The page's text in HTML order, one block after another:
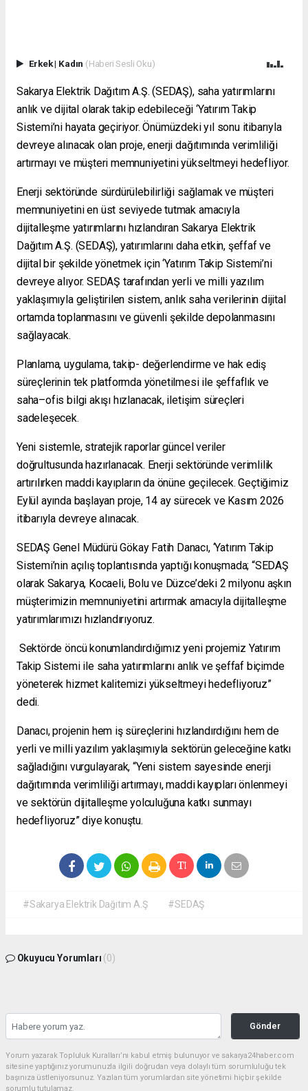
Erkek| Kadın (Haberi Sesli Oku)
Sakarya Elektrik Dağıtım A.Ş. (SEDAŞ), saha yatırımlarını
anlık ve dijital olarak takip edebileceği ‘Yatırım Takip
Sistemi’ni hayata geçiriyor. Önümüzdeki yıl sonu itibarıyla
devreye alınacak olan proje, enerji dağıtımında verimliliği
artırmayı ve müşteri memnuniyetini yükseltmeyi hedefliyor.
Enerji sektöründe sürdürülebilirliği sağlamak ve müşteri
memnuniyetini en üst seviyede tutmak amacıyla
dijitalleşme yatırımlarını hızlandıran Sakarya Elektrik
Dağıtım A.Ş. (SEDAŞ), yatırımlarını daha etkin, şeffaf ve
dijital bir şekilde yönetmek için ‘Yatırım Takip Sistemi’ni
devreye alıyor. SEDAŞ tarafından yerli ve milli yazılım
yaklaşımıyla geliştirilen sistem, anlık saha verilerinin dijital
ortamda toplanmasını ve güvenli şekilde depolanmasını
sağlayacak.
Planlama, uygulama, takip- değerlendirme ve hak ediş
süreçlerinin tek platformda yönetilmesi ile şeffaflık ve
saha–ofis bilgi akışı hızlanacak, iletişim süreçleri
sadeleşecek.
Yeni sistemle, stratejik raporlar güncel veriler
doğrultusunda hazırlanacak. Enerji sektöründe verimlilik
artırılırken maddi kayıpların da önüne geçilecek. Geçtiğimiz
Eylül ayında başlayan proje, 14 ay sürecek ve Kasım 2026
itibarıyla devreye alınacak.
SEDAŞ Genel Müdürü Gökay Fatih Danacı, ‘Yatırım Takip
Sistemi’nin açılış toplantısında yaptığı konuşmada; “SEDAŞ
olarak Sakarya, Kocaeli, Bolu ve Düzce’deki 2 milyonu aşkın
müşterimizin memnuniyetini artırmak amacıyla dijitalleşme
yatırımlarımızı hızlandırıyoruz.
Sektörde öncü konumlandırdığımız yeni projemiz Yatırım
Takip Sistemi ile saha yatırımlarını anlık ve şeffaf biçimde
yöneterek hizmet kalitemizi yükseltmeyi hedefliyoruz”
dedi.
Danacı, projenin hem iş süreçlerini hızlandırdığını hem de
yerli ve milli yazılım yaklaşımıyla sektörün geleceğine katkı
sağladığını vurgulayarak, “Yeni sistem sayesinde enerji
dağıtımında verimliliği artırmayı, maddi kayıpları önlenmeyi
ve sektörün dijitalleşme yolculuğuna katkı sunmayı
hedefliyoruz” diye konuştu.
#Sakarya Elektrik Dağıtım A.Ş #SEDAŞ
Okuyucu Yorumları (0)
Gönder
Yorum yazarak Topluluk Kuralları’nı kabul etmiş bulunuyor ve sakarya24haber.com
sitesine yaptığınız yorumunuzla ilgili doğrudan veya dolaylı tüm sorumluluğu tek
başınıza üstleniyorsunuz. Yazılan tüm yorumlardan site yönetimi hiçbir şekilde
sorumlu tutulamaz.